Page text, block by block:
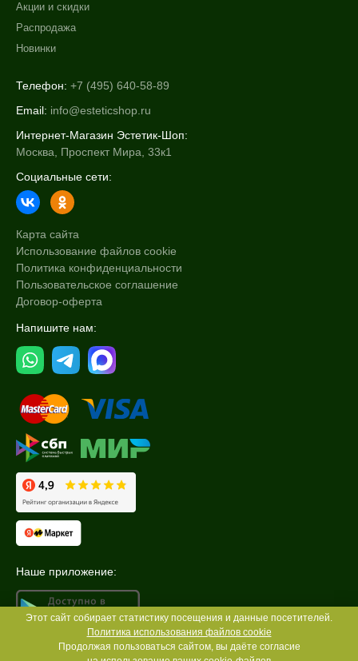
Акции и скидки
Распродажа
Новинки
Телефон: +7 (495) 640-58-89
Email: info@esteticshop.ru
Интернет-Магазин Эстетик-Шоп:
Москва, Проспект Мира, 33к1
Социальные сети:
Карта сайта
Использование файлов cookie
Политика конфиденциальности
Пользовательское соглашение
Договор-оферта
Напишите нам:
Наше приложение:
Этот сайт собирает статистику посещения и данные посетителей.
Политика использования файлов cookie
Продолжая пользоваться сайтом, вы даёте согласие